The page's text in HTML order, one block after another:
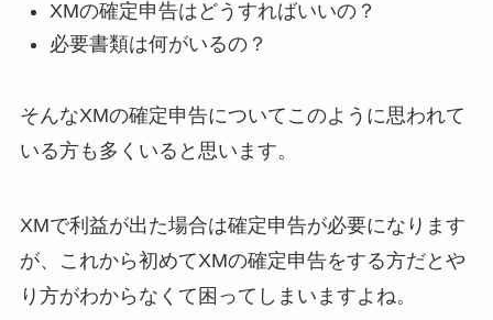
XMの確定申告はどうすればいいの？
必要書類は何がいるの？
そんなXMの確定申告についてこのように思われて
いる方も多くいると思います。
XMで利益が出た場合は確定申告が必要になります
が、これから初めてXMの確定申告をする方だとや
り方がわからなくて困ってしまいますよね。